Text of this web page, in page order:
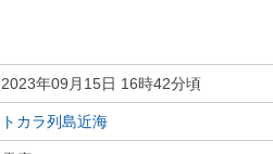
2023年09月15日 16時42分頃
トカラ列島近海